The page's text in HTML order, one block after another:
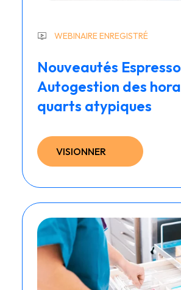
WEBINAIRE ENREGISTRÉ
Nouveautés
Autogestion des
quarts atypiques
VISIONNER